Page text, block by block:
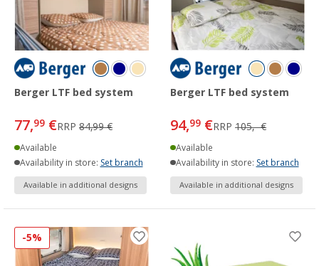
Berger LTF bed system
77,99 €RRP 84,99 €
Available
Availability in store: Set branch
Available in additional designs
Berger LTF bed system
94,99 €RRP 105,- €
Available
Availability in store: Set branch
Available in additional designs
-5%